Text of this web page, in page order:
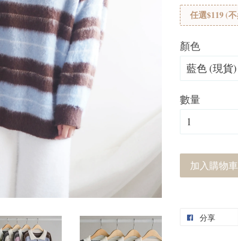
任選$119 (
顏色
數量
加入購物車
分享